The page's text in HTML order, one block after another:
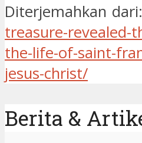
Diterjemahkan dari:
treasure-
the-life-of-saint-
jesus-christ/
Berita &